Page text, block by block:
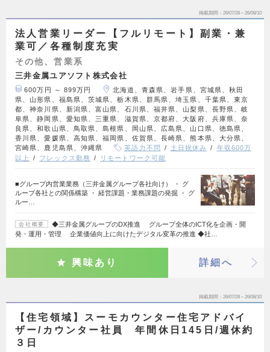
掲載期間 26/07/28～26/08/10
法人営業リーダー【フルリモート】副業・兼
業可／各種制度充実
その他、営業系
三井金属ユアソフト株式会社
600万円 ～ 899万円
北海道、青森県、岩手県、宮城県、秋田
県、山形県、福島県、茨城県、栃木県、群馬県、埼玉県、千葉県、東京
都、神奈川県、新潟県、富山県、石川県、福井県、山梨県、長野県、岐
阜県、静岡県、愛知県、三重県、滋賀県、京都府、大阪府、兵庫県、奈
良県、和歌山県、鳥取県、島根県、岡山県、広島県、山口県、徳島県、
香川県、愛媛県、高知県、福岡県、佐賀県、長崎県、熊本県、大分県、
宮崎県、鹿児島県、沖縄県
英語力不問 土日祝休み
年収600万
以上
フレックス勤務 リモートワーク可能
■グループ内営業業務（三井金属グループ各社向け） ・ グ
ループ各社との関係構築 ・ 経営課題・業務課題の発掘 ・ グ
ルー…
会社概要
◆三井金属グループのDX推進 グループ全体のICT化を企画・開
発・運用・管理 企業価値向上に向けたデジタル変革の推進 ◆社…
興味あり 詳細へ
掲載期間 26/07/28～26/08/10
【住宅領域】スーモカウンター住宅アドバイ
ザー/カウンター社員 年間休日145日/週休約
３日